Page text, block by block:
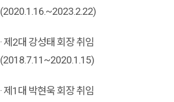
(2020.1.16.~2023.2.22)
· 제2대 강성태 회장 취임
(2018.7.11~2020.1.15)
· 제1대 박현욱 회장 취임